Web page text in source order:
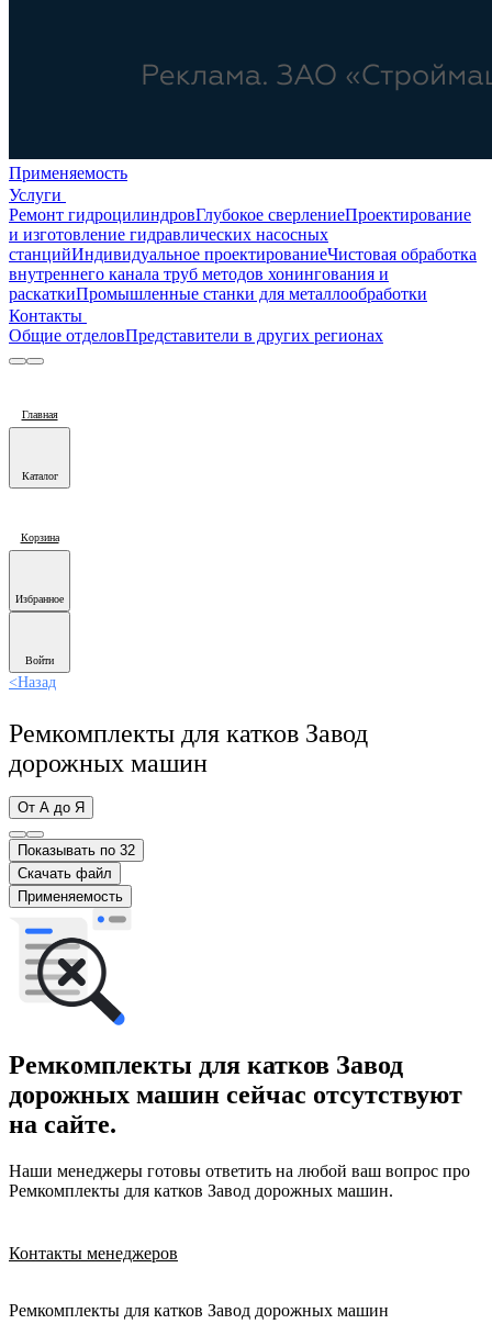
Применяемость
Услуги
Ремонт гидроцилиндровГлубокое сверлениеПроектирование
и изготовление гидравлических насосных
станцийИндивидуальное проектированиеЧистовая обработка
внутреннего канала труб методов хонингования и
раскаткиПромышленные станки для металлообработки
Контакты
Общие отделовПредставители в других регионах
Главная
Каталог
Корзина
Избранное
Войти
<Назад
Ремкомплекты для катков Завод
дорожных машин
От А до Я
Показывать по 32
Скачать файл
Применяемость
Ремкомплекты для катков Завод
дорожных машин сейчас отсутствуют
на сайте.
Наши менеджеры готовы ответить на любой ваш вопрос про
Ремкомплекты для катков Завод дорожных машин.
Контакты менеджеров
Ремкомплекты для катков Завод дорожных машин